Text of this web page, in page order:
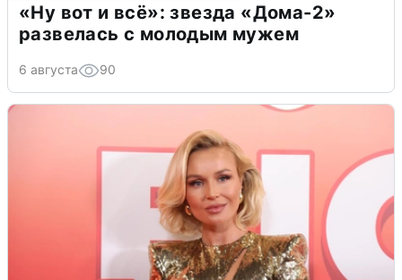
«Ну вот и всё»: звезда «Дома-2»
развелась с молодым мужем
6 августа 90